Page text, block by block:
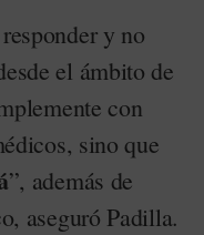
y no
el ámbito de
con
sino que
”, además de
aseguró Padilla.